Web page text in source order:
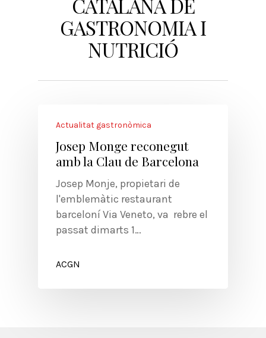
CATALANA DE
GASTRONOMIA I
NUTRICIÓ
Actualitat gastronòmica
Josep Monge reconegut
amb la Clau de Barcelona
Josep Monje, propietari de
l'emblemàtic restaurant
barceloní Via Veneto, va rebre el
passat dimarts 1…
ACGN